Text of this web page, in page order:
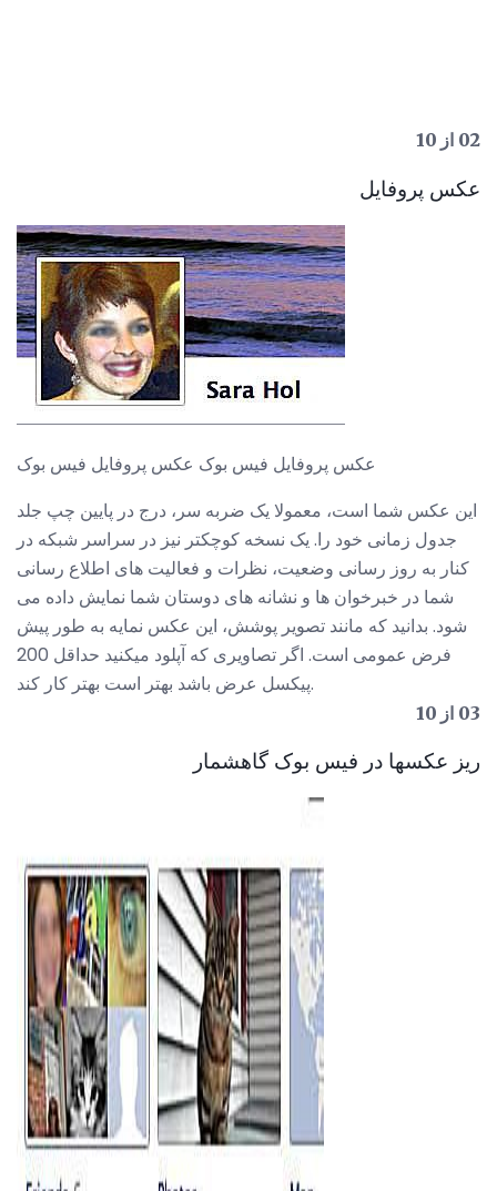
02 از 10
عکس پروفایل
عکس پروفایل فیس بوک عکس پروفایل فیس بوک
این عکس شما است، معمولا یک ضربه سر، درج در پایین چپ جلد
جدول زمانی خود را. یک نسخه کوچکتر نیز در سراسر شبکه در
کنار به روز رسانی وضعیت، نظرات و فعالیت های اطلاع رسانی
شما در خبرخوان ها و نشانه های دوستان شما نمایش داده می
شود. بدانید که مانند تصویر پوشش، این عکس نمایه به طور پیش
فرض عمومی است. اگر تصاویری که آپلود میکنید حداقل 200
پیکسل عرض باشد بهتر است بهتر کار کند.
03 از 10
ریز عکسها در فیس بوک گاهشمار
ad